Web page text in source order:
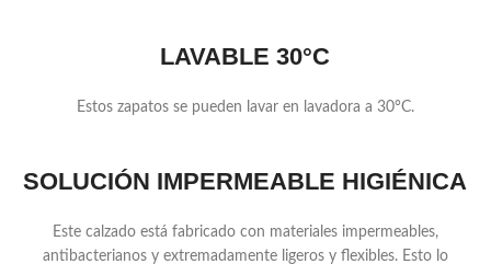
LAVABLE 30°C
Estos zapatos se pueden lavar en lavadora a 30°C.
SOLUCIÓN IMPERMEABLE HIGIÉNICA
Este calzado está fabricado con materiales impermeables,
antibacterianos y extremadamente ligeros y flexibles. Esto lo